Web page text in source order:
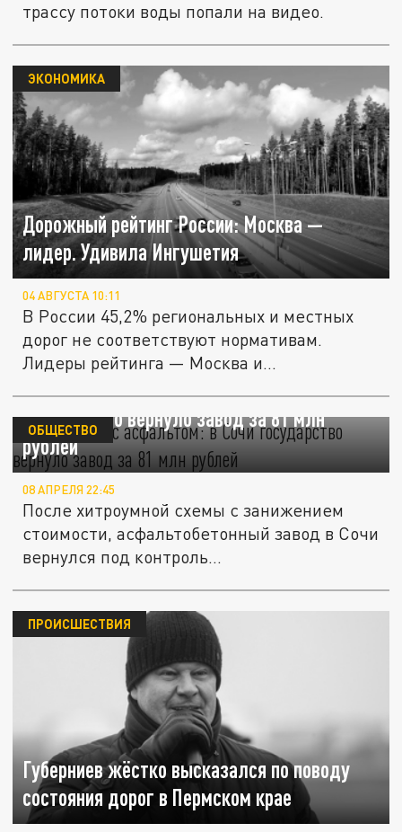
трассу потоки воды попали на видео.
Дорожный рейтинг России: Москва —
лидер. Удивила Ингушетия
ЭКОНОМИКА
04 АВГУСТА 10:11
В России 45,2% региональных и местных
дорог не соответствуют нормативам.
Лидеры рейтинга — Москва и...
Махинации с асфальтом: в Сочи
государство вернуло завод за 81 млн
рублей
ОБЩЕСТВО
08 АПРЕЛЯ 22:45
После хитроумной схемы с занижением
стоимости, асфальтобетонный завод в Сочи
вернулся под контроль...
Губерниев жёстко высказался по поводу
состояния дорог в Пермском крае
ПРОИСШЕСТВИЯ